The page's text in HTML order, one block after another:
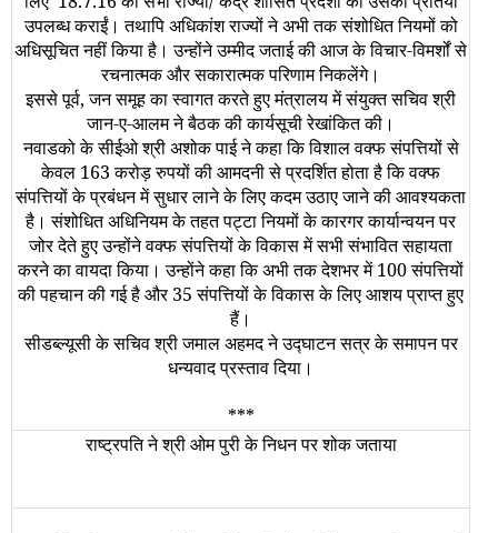
उपलब्‍ध कराईं। तथापि अधिकांश राज्‍यों ने अभी तक संशोधित नियमों को
अधि‍सूचित नहीं किया है। उन्‍होंने उम्‍मीद जताई की आज के विचार-विमर्शों से
रचनात्‍मक और सकारात्‍मक परिणाम निकलेंगे।
इससे पूर्व,जन समूह का स्‍वागत करते हुए मंत्रालय में संयुक्‍त सचिव श्री
जान-ए-आलम ने बैठक की कार्यसूची रेखांकित की।
नवाडको के सीईओ श्री अशोक पाई ने कहा कि विशाल वक्‍फ संपत्तियों से
केवल 163 करोड़ रुपयों की आमदनी से प्रदर्शित होता है कि वक्‍फ
संपत्तियों के प्रबंधन में सुधार लाने के लिए कदम उठाए जाने की आवश्‍यकता
है। संशोधित अधिनियम के तहत पट्टा नियमों के कारगर कार्यान्‍वयन पर
जोर देते हुए उन्‍होंने वक्‍फ संपत्तियों के विकास में सभी संभावित सहायता
करने का वायदा किया। उन्‍होंने कहा कि अभी तक देशभर में 100 संपत्तियों
की पहचान की गई है और 35 संपत्तियों के विकास के लिए आशय प्राप्‍त हुए
हैं।
सीडब्‍ल्‍यूसी के सचिव श्री जमाल अहमद ने उद्घाटन सत्र के समापन पर
धन्‍यवाद प्रस्‍ताव दिया।
***
राष्ट्रपति ने श्री ओम पुरी के निधन पर शोक जताया